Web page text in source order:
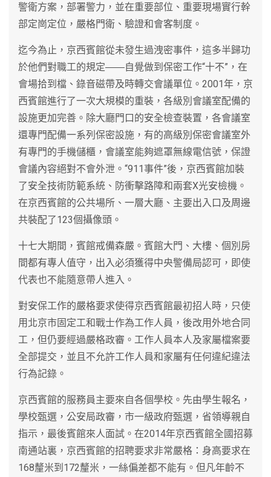
警衛方案，部署警力，並在重要部位、重要現場實行幹
部定崗定位，嚴格門衛、驗證和會客制度。
迄今為止，京西賓館從未發生過洩密事件，這多半歸功
於他們對職工的規定――自覺做到保密工作“十不”，在
會場拾到檔、錄音磁帶及時轉交會議單位。2001年，京
西賓館進行了一次大規模的重裝，各級別會議室配備的
設施更加完善。除大廳門口的安全檢查裝置，各會議室
還專門配備一系列保密設施，有的高級別保密會議室外
有專門的手機儲櫃，會議室能夠遮罩無線電信號，保證
會議內容絕對不會外泄。“911事件”後，京西賓館加裝
了安全技術防範系統、防衝擊路障和兩套X光安檢機。
在京西賓館的公共場所、一層大廳、主要出入口及周邊
共裝配了123個攝像頭。
十七大期間，賓館戒備森嚴。賓館大門、大樓、個別房
間都有專人值守，出入必須獲得中央警備局認可，即使
代表也不能隨意帶人進入。
對安保工作的嚴格要求使得京西賓館最初招人時，只使
用北京市固定工和戰士作為工作人員，後改用外地合同
工，但仍要經過嚴格政審。工作人員本人及家屬檔案要
全部提交，並且不允許工作人員和家屬有任何違紀違法
行為記錄。
京西賓館的服務員主要來自各個學校。先由學生報名，
學校甄選，公安局政審，市一級政府甄選，省領導親自
指示，最後賓館來人面試。在2014年京西賓館全國招募
南通站裏，京西賓館的招聘要求非常嚴格：身高要求在
168釐米到172釐米，一絲偏差都不能有。但凡年齡不